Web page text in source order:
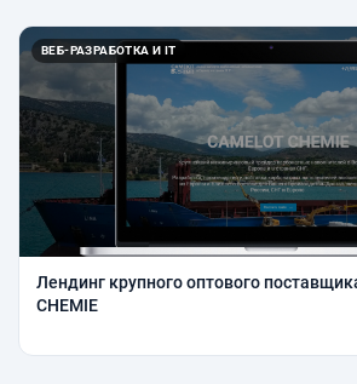
ВЕБ-РАЗРАБОТКА И IT
Лендинг крупного оптового
CHEMIE